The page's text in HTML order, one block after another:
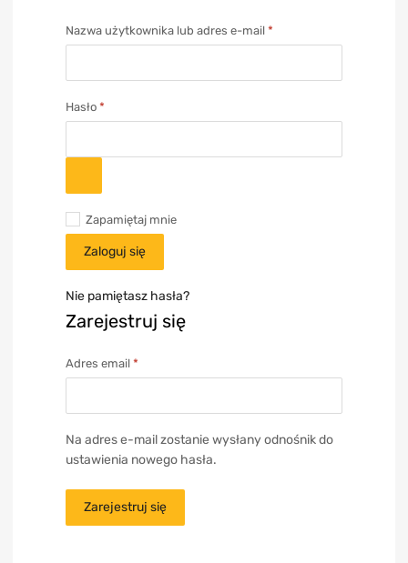
Nazwa użytkownika lub adres e-mail *
Hasło *
Zapamiętaj mnie
Zaloguj się
Nie pamiętasz hasła?
Zarejestruj się
Adres email *
Na adres e-mail zostanie wysłany odnośnik do
ustawienia nowego hasła.
Zarejestruj się